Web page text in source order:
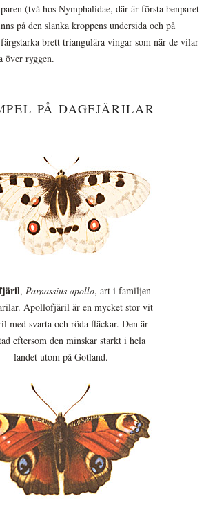
(två hos Nymphalidae, där är första benparet
på den slanka kroppens undersida och på
brett triangulära vingar som när de vilar
över ryggen.
PÅ DAGFJÄRILAR
, Parnassius apollo, art i familjen
Apollofjäril är en mycket stor vit
med svarta och röda fläckar. Den är
eftersom den minskar starkt i hela
landet utom på Gotland.